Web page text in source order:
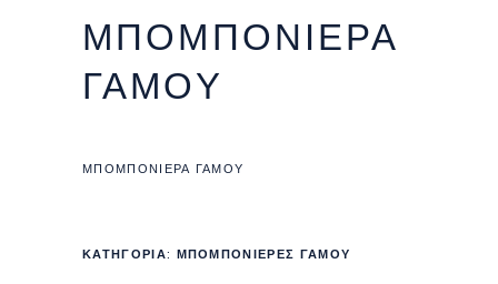
ΜΠΟΜΠΟΝΙΕΡΑ
ΓΑΜΟΥ
ΜΠΟΜΠΟΝΙΕΡΑ ΓΑΜΟΥ
ΚΑΤΗΓΟΡΊΑ: ΜΠΟΜΠΟΝΙΈΡΕΣ ΓΆΜΟΥ